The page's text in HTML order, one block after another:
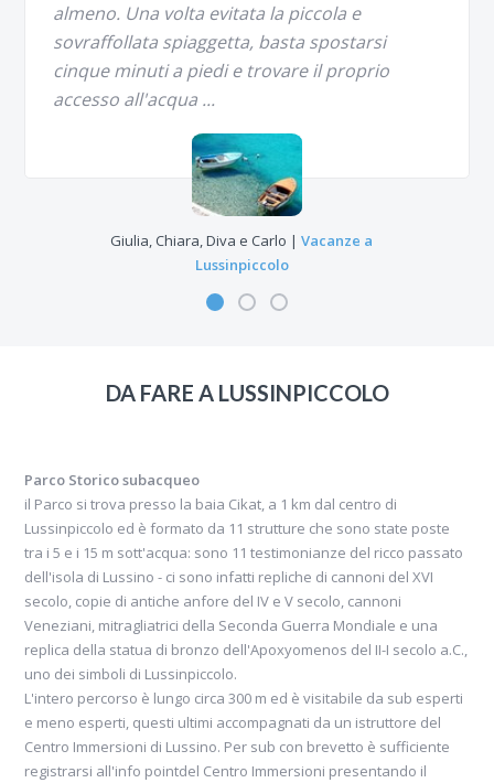
almeno. Una volta evitata la piccola e
sovraffollata spiaggetta, basta spostarsi
cinque minuti a piedi e trovare il proprio
accesso all'acqua ...
Giulia, Chiara, Diva e Carlo | Vacanze a
Lussinpiccolo
vacanze in Croazia l’isola di Ilovik dopo aver
affrontato un viaggio avventuroso e
fantastico nel mare intorno alle isole
dell’arcipelago di Cres e Lussino, toccando
anche Susak – Sansego e Unije...
Gianni e Andrea | Diario vacanza Ilovik
DA FARE A LUSSINPICCOLO
Parco Storico subacqueo
il Parco si trova presso la baia Cikat, a 1 km dal centro di
Lussinpiccolo ed è formato da 11 strutture che sono state poste
tra i 5 e i 15 m sott'acqua: sono 11 testimonianze del ricco passato
dell'isola di Lussino - ci sono infatti repliche di cannoni del XVI
secolo, copie di antiche anfore del IV e V secolo, cannoni
Veneziani, mitragliatrici della Seconda Guerra Mondiale e una
replica della statua di bronzo dell'Apoxyomenos del II-I secolo a.C.,
uno dei simboli di Lussinpiccolo.
L'intero percorso è lungo circa 300 m ed è visitabile da sub esperti
e meno esperti, questi ultimi accompagnati da un istruttore del
Centro Immersioni di Lussino. Per sub con brevetto è sufficiente
registrarsi all'info pointdel Centro Immersioni presentando il